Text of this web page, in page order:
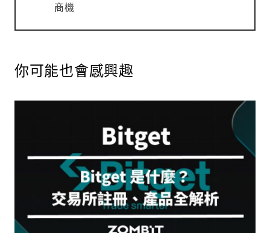
商機
你可能也會感興趣